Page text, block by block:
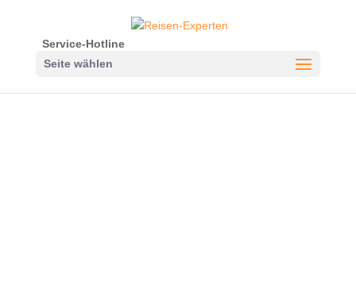
Service-Hotline
Seite wählen